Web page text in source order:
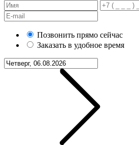
Позвонить прямо сейчас
Заказать в удобное время